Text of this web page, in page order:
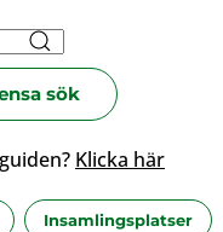
sök
Klicka här
Insamlingsplatser